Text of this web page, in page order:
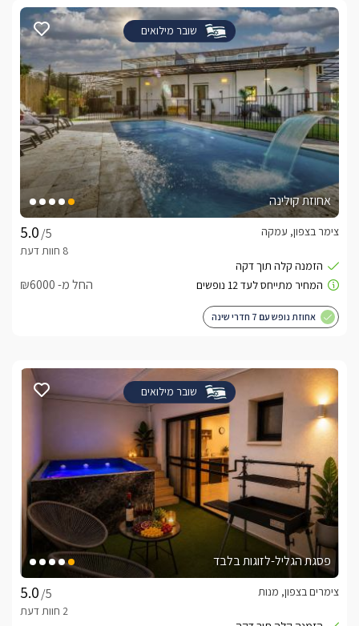
שובר מילואים
אחוזת קולינה
/5
צימר בצפון, עמקה
החל מ- ₪6000
אחוזת נופש עם 7 חדרי שינה
שובר מילואים
פסגת הגליל-לזוגות בלבד
/5
צימרים בצפון, מנות